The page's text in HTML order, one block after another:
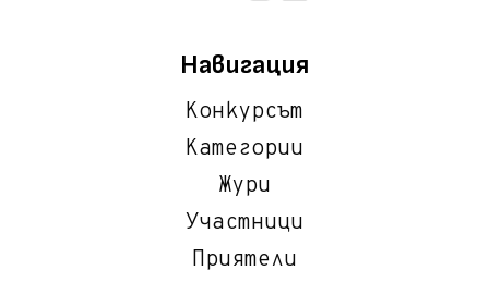
Навигация
Конкурсът
Категории
Жури
Участници
Приятели